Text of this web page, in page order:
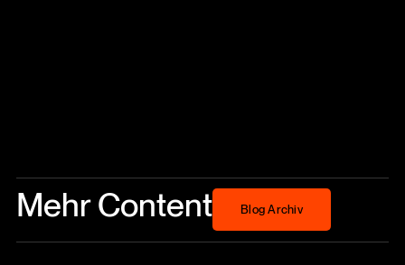
Mehr Content Blog Archiv
Blog Archiv